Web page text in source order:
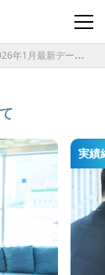
タで「SEO順位別クリック率」を検証！検索順位がユーザー行動と集客に与える影響（SEO会社ランクエスト調べ）
実績